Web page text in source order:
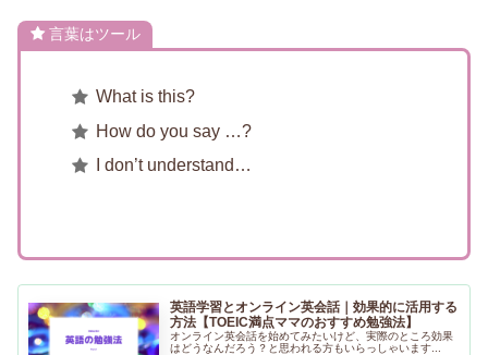
言葉はツール
What is this?
How do you say …?
I don’t understand…
英語学習とオンライン英会話｜効果的に活用する
方法【TOEIC満点ママのおすすめ勉強法】
オンライン英会話を始めてみたいけど、実際のところ効果
はどうなんだろう？と思われる方もいらっしゃいます...